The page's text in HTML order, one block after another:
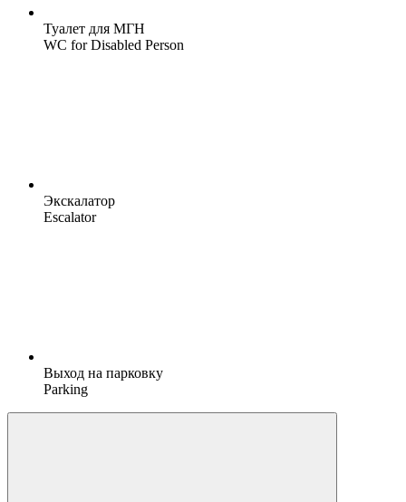
Туалет для МГН
WC for Disabled Person
Экскалатор
Escalator
Выход на парковку
Parking